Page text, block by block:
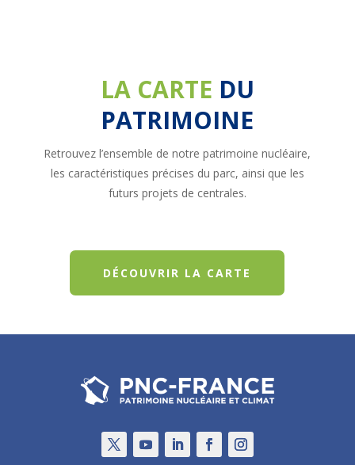
LA CARTE DU
PATRIMOINE
Retrouvez l’ensemble de notre patrimoine nucléaire,
les caractéristiques précises du parc, ainsi que les
futurs projets de centrales.
DÉCOUVRIR LA CARTE